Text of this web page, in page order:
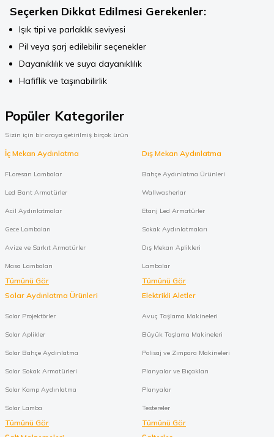
Seçerken Dikkat Edilmesi Gerekenler:
Işık tipi ve parlaklık seviyesi
Pil veya şarj edilebilir seçenekler
Dayanıklılık ve suya dayanıklılık
Hafiflik ve taşınabilirlik
Popüler Kategoriler
Sizin için bir araya getirilmiş birçok ürün
İç Mekan Aydınlatma
FLoresan Lambalar
Led Bant Armatürler
Acil Aydınlatmalar
Gece Lambaları
Avize ve Sarkıt Armatürler
Masa Lambaları
Tümünü Gör
Dış Mekan Aydınlatma
Bahçe Aydınlatma Ürünleri
Wallwasherlar
Etanj Led Armatürler
Sokak Aydınlatmaları
Dış Mekan Aplikleri
Lambalar
Tümünü Gör
Solar Aydınlatma Ürünleri
Solar Projektörler
Solar Aplikler
Solar Bahçe Aydınlatma
Solar Sokak Armatürleri
Solar Kamp Aydınlatma
Solar Lamba
Tümünü Gör
Elektrikli Aletler
Avuç Taşlama Makineleri
Büyük Taşlama Makineleri
Polisaj ve Zımpara Makineleri
Planyalar ve Bıçakları
Planyalar
Testereler
Tümünü Gör